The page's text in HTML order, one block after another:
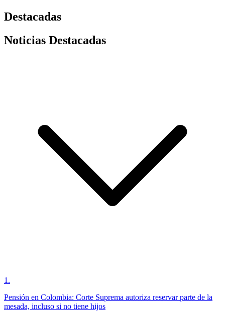
Destacadas
Noticias Destacadas
1 .
Pensión en Colombia: Corte Suprema autoriza reservar parte de la
mesada, incluso si no tiene hijos